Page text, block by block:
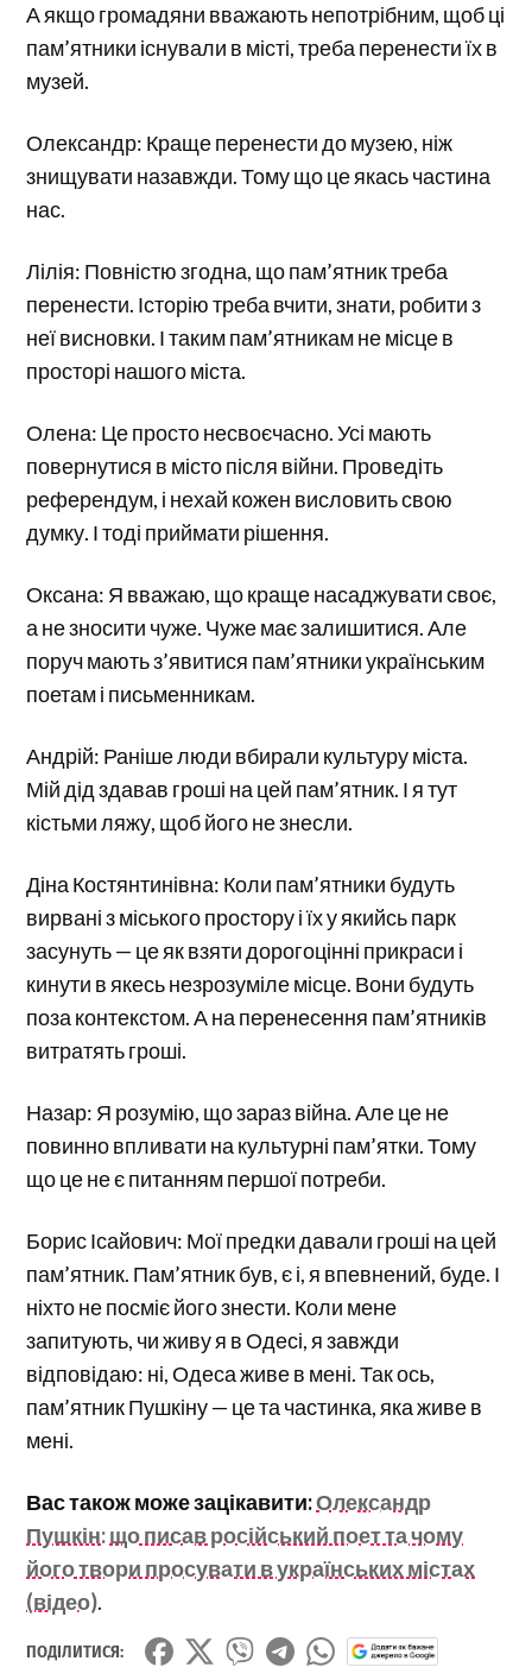
А якщо громадяни вважають непотрібним, щоб ці
пам’ятники існували в місті, треба перенести їх в
музей.
Олександр: Краще перенести до музею, ніж
знищувати назавжди. Тому що це якась частина
нас.
Лілія: Повністю згодна, що пам’ятник треба
перенести. Історію треба вчити, знати, робити з
неї висновки. І таким пам’ятникам не місце в
просторі нашого міста.
Олена: Це просто несвоєчасно. Усі мають
повернутися в місто після війни. Проведіть
референдум, і нехай кожен висловить свою
думку. І тоді приймати рішення.
Оксана: Я вважаю, що краще насаджувати своє,
а не зносити чуже. Чуже має залишитися. Але
поруч мають з’явитися пам’ятники українським
поетам і письменникам.
Андрій: Раніше люди вбирали культуру міста.
Мій дід здавав гроші на цей пам’ятник. І я тут
кістьми ляжу, щоб його не знесли.
Діна Костянтинівна: Коли пам’ятники будуть
вирвані з міського простору і їх у якийсь парк
засунуть — це як взяти дорогоцінні прикраси і
кинути в якесь незрозуміле місце. Вони будуть
поза контекстом. А на перенесення пам’ятників
витратять гроші.
Назар: Я розумію, що зараз війна. Але це не
повинно впливати на культурні пам’ятки. Тому
що це не є питанням першої потреби.
Борис Ісайович: Мої предки давали гроші на цей
пам’ятник. Пам’ятник був, є і, я впевнений, буде. І
ніхто не посміє його знести. Коли мене
запитують, чи живу я в Одесі, я завжди
відповідаю: ні, Одеса живе в мені. Так ось,
пам’ятник Пушкіну — це та частинка, яка живе в
мені.
Вас також може зацікавити:Олександр
Пушкін: що писав російський поет та чому
його твори просувати в українських містах
(відео).
ПОДІЛИТИСЯ: